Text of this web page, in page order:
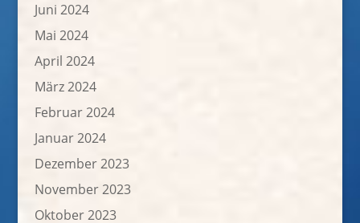
Juni 2024
Mai 2024
April 2024
März 2024
Februar 2024
Januar 2024
Dezember 2023
November 2023
Oktober 2023